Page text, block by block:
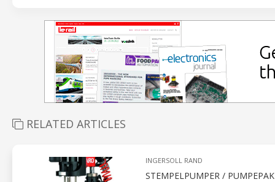
RELATED ARTICLES
INGERSOLL RAND
STEMPELPUMPER /